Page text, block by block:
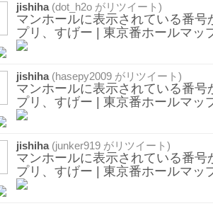
jishiha(dot_h2o がリツイート)
マンホールに表示されている番
プリ、すげー | 東京番ホールマッ
jishiha(hasepy2009 がリツイート)
マンホールに表示されている番
プリ、すげー | 東京番ホールマッ
jishiha(junker919 がリツイート)
マンホールに表示されている番
プリ、すげー | 東京番ホールマッ